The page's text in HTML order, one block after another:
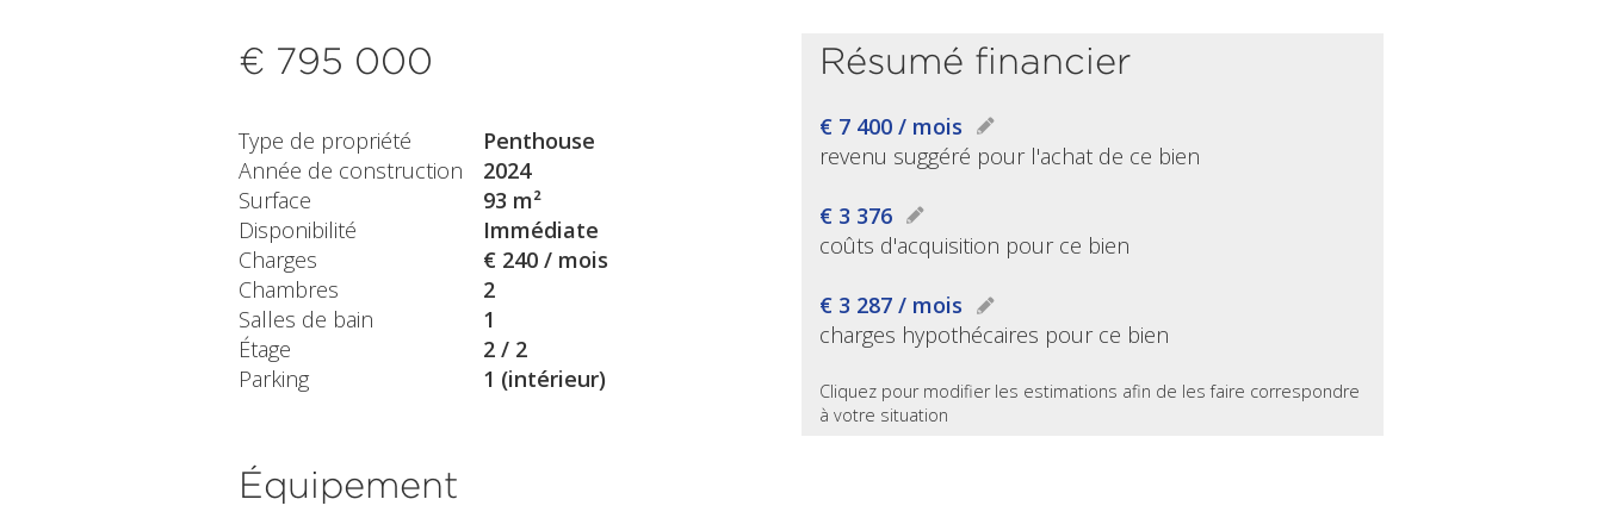
€ 795 000
Type de propriété
Penthouse
Année de construction
2024
Surface
93 m²
Disponibilité
Immédiate
Charges
€ 240 / mois
Chambres
2
Salles de bain
1
Étage
2 / 2
Parking
1 (intérieur)
Résumé financier
€ 7 400 / mois
revenu suggéré pour l'achat de ce bien
€ 3 376
coûts d'acquisition pour ce bien
€ 3 287 / mois
charges hypothécaires pour ce bien
Cliquez pour modifier les estimations afin de les faire correspondre
à votre situation
Équipement